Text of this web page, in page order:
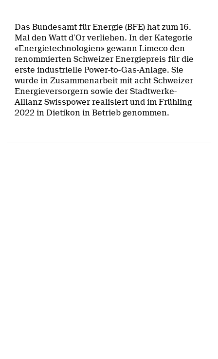
Das Bundesamt für Energie (BFE) hat zum 16.
Mal den Watt d’Or verliehen. In der Kategorie
«Energietechnologien» gewann Limeco den
renommierten Schweizer Energiepreis für die
erste industrielle Power-to-Gas-Anlage. Sie
wurde in Zusammenarbeit mit acht Schweizer
Energieversorgern sowie der Stadtwerke-
Allianz Swisspower realisiert und im Frühling
2022 in Dietikon in Betrieb genommen.